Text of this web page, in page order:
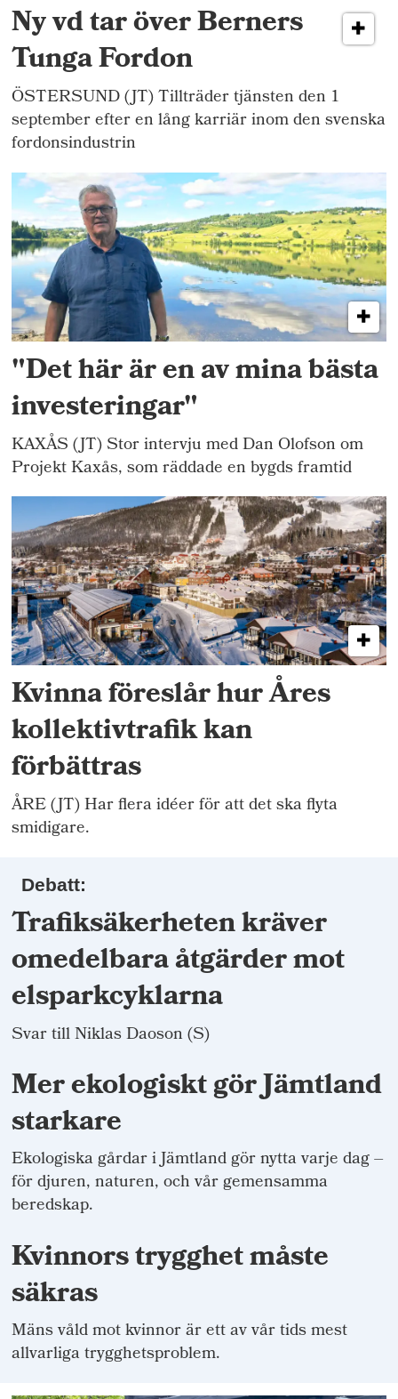
Ny vd tar över Berners
Tunga Fordon
ÖSTERSUND (JT) Tillträder tjänsten den 1
september efter en lång karriär inom den svenska
fordonsindustrin
"Det här är en av mina bästa
investeringar"
KAXÅS (JT) Stor intervju med Dan Olofson om
Projekt Kaxås, som räddade en bygds framtid
Kvinna föreslår hur Åres
kollektivtrafik kan
förbättras
ÅRE (JT) Har flera idéer för att det ska flyta
smidigare.
Debatt:
Trafiksäkerheten kräver
omedelbara åtgärder mot
elsparkcyklarna
Svar till Niklas Daoson (S)
Mer ekologiskt gör Jämtland
starkare
Ekologiska gårdar i Jämtland gör nytta varje dag –
för djuren, naturen, och vår gemensamma
beredskap.
Kvinnors trygghet måste
säkras
Mäns våld mot kvinnor är ett av vår tids mest
allvarliga trygghetsproblem.